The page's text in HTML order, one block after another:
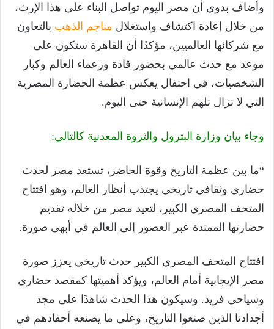
وأضاف بدوي أن مصر اليوم تواصل البناء على هذا الإرث،
من خلال إعادة اكتشاف واستغلال مناجم الذهب بالتعاون
مع شركائها العالميين، مؤكدًا أن القاهرة ستكون على
موعد مع حدث عالمي بحضور قادة وزعماء العالم وكبار
الشخصيات، في احتفال يعكس عظمة الحضارة المصرية
التي لا تزال تلهم الإنسانية حتى اليوم.
وجاء بيان وزارة البترول والثروة المعدنية كالتالي:
“ما بين عظمة التاريخ وقوة الحاضر، تستعد مصر لحدث
حضاري وثقافي تاريخي يجتذب أنظار العالم، وهو افتتاح
المتحف المصري الكبير، لتعيد مصر من خلاله تقديم
حضارتها الممتدة عبر العصور إلى العالم في أبهى صورة.
افتتاح المتحف المصري الكبير حدث تاريخي يعزز صورة
مصر الإيجابية أمام العالم، ويؤكد أهميتها كمقصد حضاري
وسياحي فريد. وسيكون هذا الحدث شاهدًا على مجد
أجدادنا الذين صنعوا التاريخ، وعلى ما يصنعه أحفادهم في